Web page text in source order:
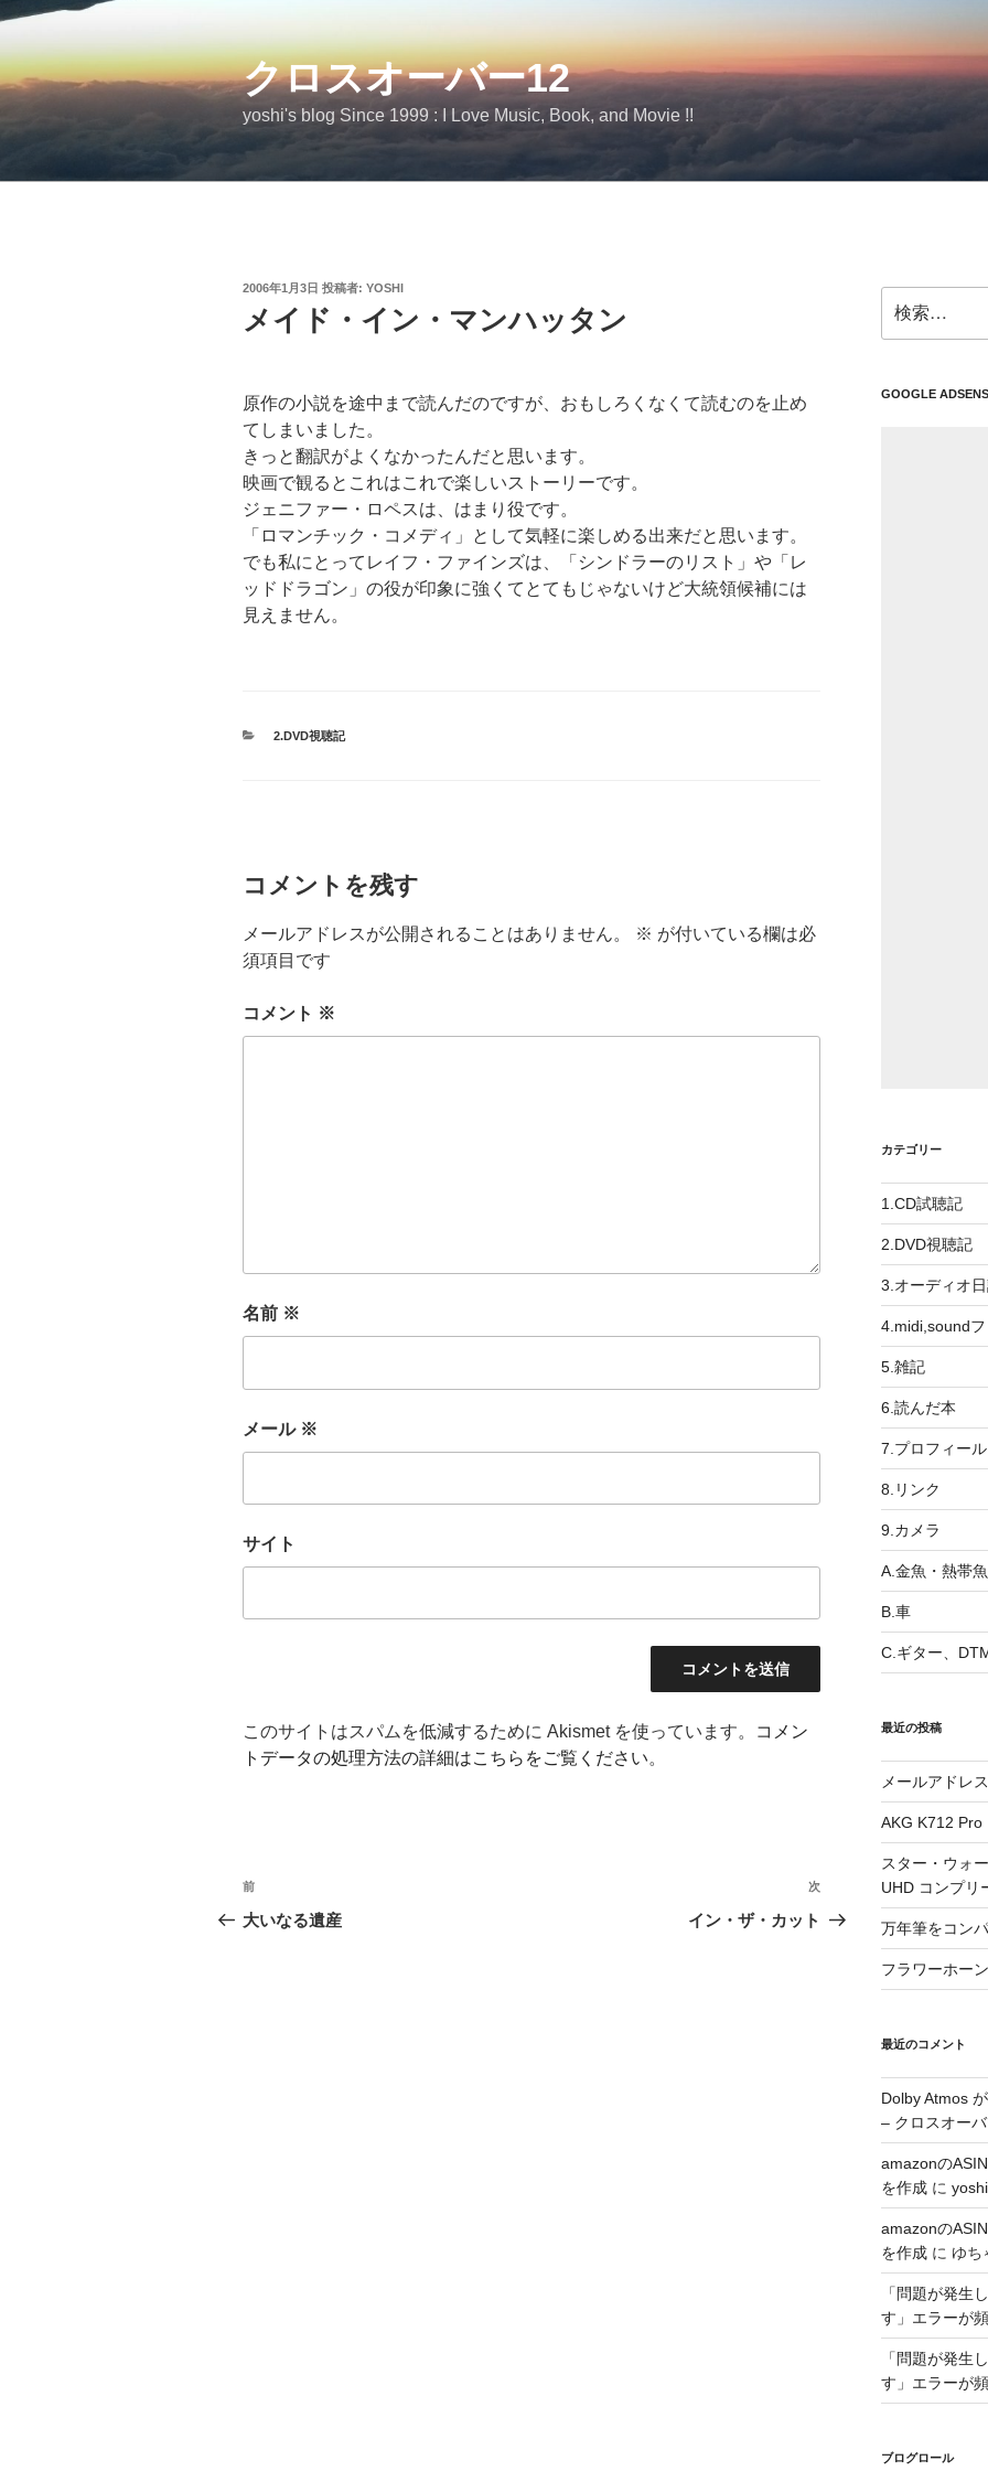
コ
テ
ン
クロスオーバー12
yoshi's blog Since 1999 : I Love Music, Book, and Movie !!
投
日:
2006年1月3日 投稿者: YOSHI
メイド・イン・マンハッタン
原作の小説を途中まで読んだのですが、おもしろくなくて読むのを止め
てしまいました。
きっと翻訳がよくなかったんだと思います。
映画で観るとこれはこれで楽しいストーリーです。
ジェニファー・ロペスは、はまり役です。
「ロマンチック・コメディ」として気軽に楽しめる出来だと思います。
でも私にとってレイフ・ファインズは、「シンドラーのリスト」や「レ
ッドドラゴン」の役が印象に強くてとてもじゃないけど大統領候補には
見えません。
カ
2.DVD視聴記
コメントを残す
メールアドレスが公開されることはありません。 ※ が付いている欄は必
須項目です
コメント ※
名前 ※
メール ※
サイト
このサイトはスパムを低減するために Akismet を使っています。
コメン
トデータの処理方法の詳細はこちらをご覧ください。
投
稿
前
の
前
大いなる遺産
次
の
次
イン・ザ・カット
索:
GOOGLE
カテゴリー
1.CD試聴記
2.DVD視聴記
3.オーディオ
4.midi,sound
5.雑記
6.読んだ本
7.プロフィール
8.リンク
9.カメラ
A.金魚・熱帯魚
B.車
C.ギター、
最近の投稿
メールアドレ
AKG K712 Pro
スター・ウォ
UHD コンプリ
万年筆をコン
フラワーホー
最近のコメント
Dolby Atmos
– クロスオー
amazonの
を作成に yoshi
amazonの
を作成に ゆち
「問題が発生
す」エラーが
「問題が発生
す」エラーが
ブログロール